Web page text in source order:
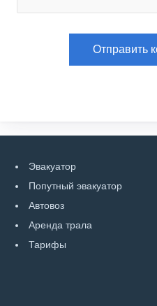
Эвакуатор
Попутный эвакуатор
Автовоз
Аренда трала
Тарифы